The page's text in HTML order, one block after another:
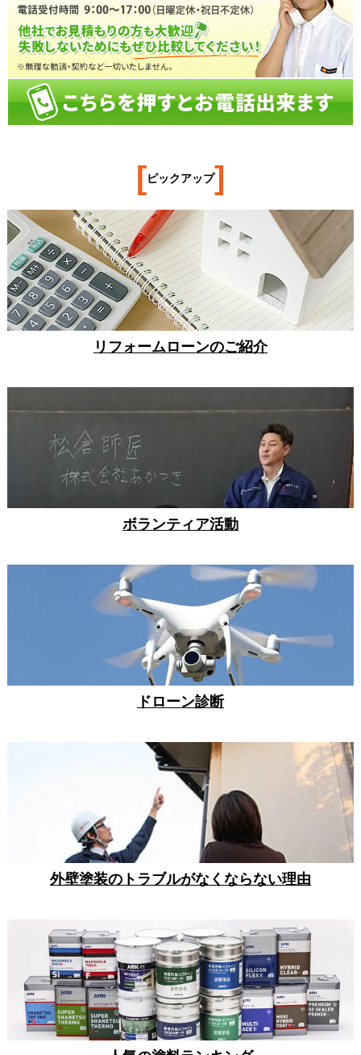
[ピックアップ]
リフォームローンのご紹介
ボランティア活動
ドローン診断
外壁塗装のトラブルがなくならない理由